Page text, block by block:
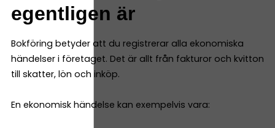
egentligen är
Bokföring betyder att du registrerar alla ekonomiska
händelser i företaget. Det är allt från fakturor och kvitton
till skatter, lön och inköp.
En ekonomisk händelse kan exempelvis vara: